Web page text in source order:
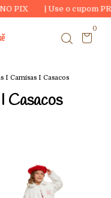
| Use o cupom
0
I Camisas I Casacos
Casacos